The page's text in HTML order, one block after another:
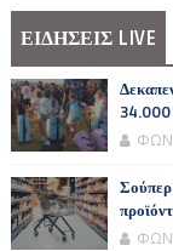
ΕΙΔΗΣΕΙΣ LIVE
34.000
Σούπερ